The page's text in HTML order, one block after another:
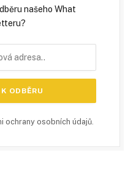
našeho What
ochrany osobních údajů.